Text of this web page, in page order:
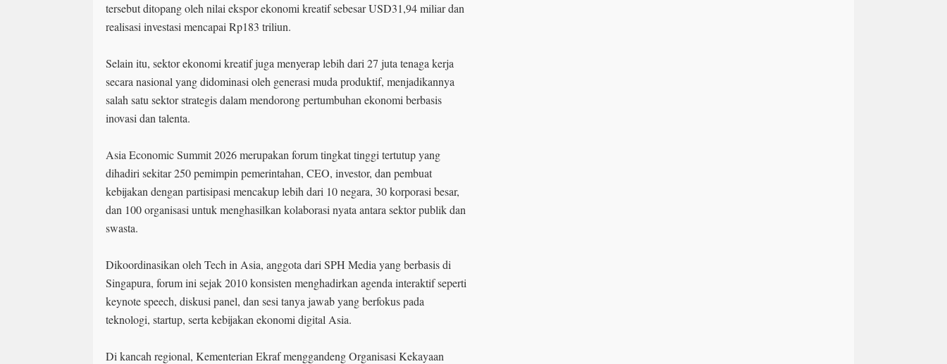
tersebut ditopang oleh nilai ekspor ekonomi kreatif sebesar USD31,94 miliar dan
realisasi investasi mencapai Rp183 triliun.
Selain itu, sektor ekonomi kreatif juga menyerap lebih dari 27 juta tenaga kerja
secara nasional yang didominasi oleh generasi muda produktif, menjadikannya
salah satu sektor strategis dalam mendorong pertumbuhan ekonomi berbasis
inovasi dan talenta.
Asia Economic Summit 2026 merupakan forum tingkat tinggi tertutup yang
dihadiri sekitar 250 pemimpin pemerintahan, CEO, investor, dan pembuat
kebijakan dengan partisipasi mencakup lebih dari 10 negara, 30 korporasi besar,
dan 100 organisasi untuk menghasilkan kolaborasi nyata antara sektor publik dan
swasta.
Dikoordinasikan oleh Tech in Asia, anggota dari SPH Media yang berbasis di
Singapura, forum ini sejak 2010 konsisten menghadirkan agenda interaktif seperti
keynote speech, diskusi panel, dan sesi tanya jawab yang berfokus pada
teknologi, startup, serta kebijakan ekonomi digital Asia.
Di kancah regional, Kementerian Ekraf menggandeng Organisasi Kekayaan